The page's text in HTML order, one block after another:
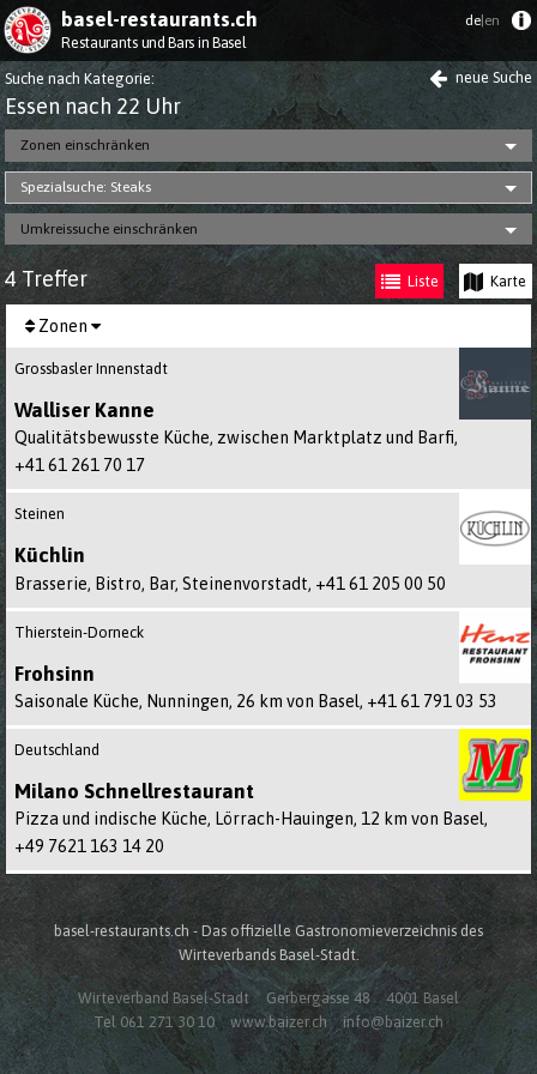
basel-restaurants.ch
Restaurants und Bars in Basel
de|en
Suche nach Kategorie: neue Suche
Essen nach 22 Uhr
Zonen einschränken
Spezialsuche: Steaks
Umkreissuche einschränken
4 Treffer Liste Karte
Zonen
Grossbasler Innenstadt
Walliser Kanne
Qualitätsbewusste Küche, zwischen Marktplatz und Barfi,
+41 61 261 70 17
Steinen
Küchlin
Brasserie, Bistro, Bar, Steinenvorstadt, +41 61 205 00 50
Thierstein-Dorneck
Frohsinn
Saisonale Küche, Nunningen, 26 km von Basel, +41 61 791 03 53
Deutschland
Milano Schnellrestaurant
Pizza und indische Küche, Lörrach-Hauingen, 12 km von Basel,
+49 7621 163 14 20
basel-restaurants.ch - Das offizielle Gastronomieverzeichnis des
Wirteverbands Basel-Stadt.
Wirteverband Basel-Stadt Gerbergasse 48
4001 Basel
Tel 061 271 30 10
www.baizer.ch info@baizer.ch